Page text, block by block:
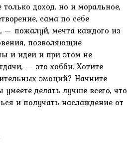
доход, но и моральное,
сама по себе
пожалуй, мечта каждого из
позволяющие
и идеи и при этом не
— это хобби. Хотите
эмоций? Начните
делать лучше всего, что
и получать наслаждение от